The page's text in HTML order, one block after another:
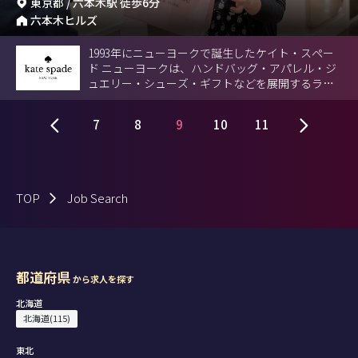
六本木ヒルズ
1993年にニューヨークで誕生したケイト・スペー
ド ニューヨークは、ハンドバッグ・アパレル・ジ
ュエリー・シューズ・ギフトなどを展開するライ
フスタイルブランドです。
7 8 9 10 11
TOP Job Search
都道府県から求人を探す
北海道
北海道(115)
東北